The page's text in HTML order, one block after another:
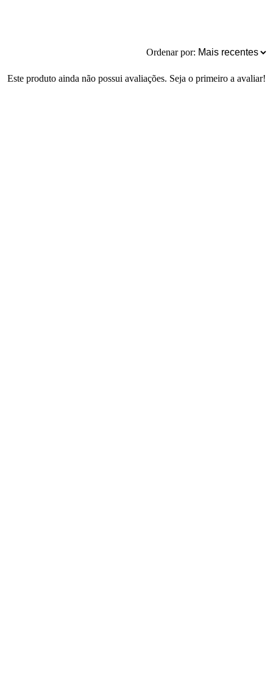
Ordenar por:
Este produto ainda não possui avaliações. Seja o primeiro a avaliar!